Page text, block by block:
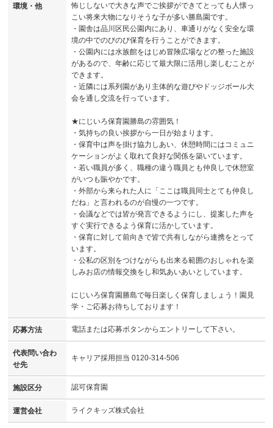
環境・他
怖じしないで大きな声でご挨拶ができてとっても人懐っ
こい将来大物になりそうな子が多い勝島園です。
・園舎は品川区民公園内にあり、車通りがなく安全な環
境の中でのびのび保育を行うことができます。
・公園内には水族館をはじめ冒険広場などの整った施設
があるので、年齢に応じて最大限に活用し楽しむことが
できます。
・近隣には系列園があり主体的な遊びやドッジボール大
会を通し交流を行っています。
★にじいろ保育園勝島の雰囲気！
・気持ちの良い挨拶から一日が始まります。
・保育中は声を掛け協力しあい、休憩時間にはコミュニ
ケーションがよく取れて良好な関係を築いています。
・若い職員が多く、職種の違う職員とも仲良しで休憩室
がいつも賑やかです。
・外部から来られた人に「ここは職員同士とても仲良し
だね」と言われるのが自慢の一つです。
・会議などでは皆が発言できるようにし、提案した声を
すぐ実行できるよう保育に活かしています。
・保育に対して前向きで皆で共有しながら連携をとって
います。
・公私の区別をつけながらも出来る範囲のおしゃれを楽
しみお店の情報交換をし和気あいあいとしています。
にじいろ保育園勝島で毎日楽しく保育しましょう！園見
学・ご応募お待ちしております！
応募方法 電話または応募ボタンからエントリーして下さい。
代表問い合わ
せ先
キャリア採用担当 0120-314-506
施設区分 認可保育園
運営会社 ライクキッズ株式会社